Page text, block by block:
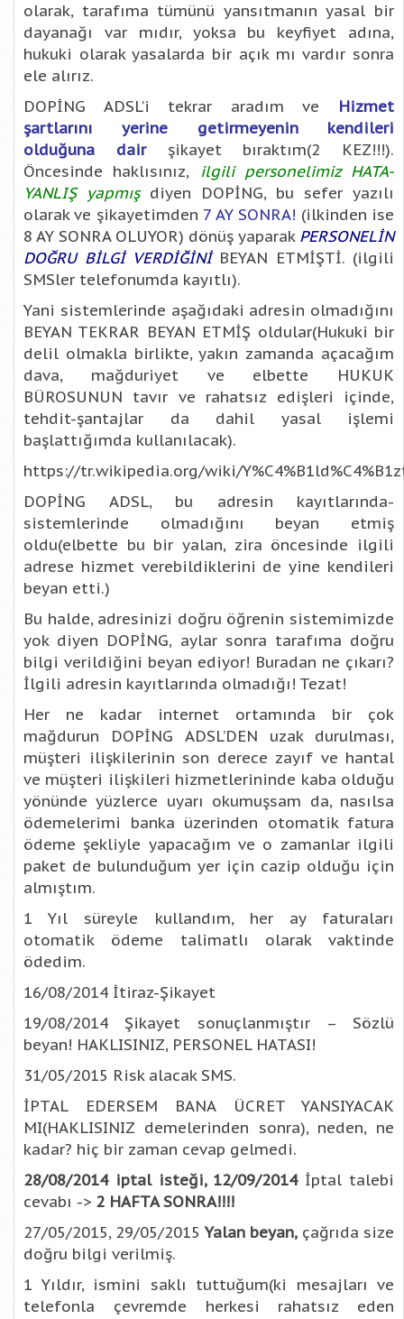
olarak, tarafıma tümünü yansıtmanın yasal bir
dayanağı var mıdır, yoksa bu keyfiyet adına,
hukuki olarak yasalarda bir açık mı vardır sonra
ele alırız.
DOPİNG ADSL’i tekrar aradım ve Hizmet
şartlarını yerine getirmeyenin kendileri
olduğuna dair
şikayet bıraktım(2 KEZ!!!).
Öncesinde haklısınız, ilgili personelimiz HATA-
YANLIŞ yapmışdiyen DOPİNG, bu sefer yazılı
olarak ve şikayetimden 7 AY SONRA! (ilkinden ise
8 AY SONRA OLUYOR) dönüş yaparak PERSONELİN
DOĞRU BİLGİ VERDİĞİNİ BEYAN ETMİŞTİ. (ilgili
SMSler telefonumda kayıtlı).
Yani sistemlerinde aşağıdaki adresin olmadığını
BEYAN TEKRAR BEYAN ETMİŞ oldular(Hukuki bir
delil olmakla birlikte, yakın zamanda açacağım
dava, mağduriyet ve elbette HUKUK
BÜROSUNUN tavır ve rahatsız edişleri içinde,
tehdit-şantajlar da dahil yasal işlemi
başlattığımda kullanılacak).
https://tr.wikipedia.org/wiki/
DOPİNG ADSL, bu adresin kayıtlarında-
sistemlerinde olmadığını beyan etmiş
oldu(elbette bu bir yalan, zira öncesinde ilgili
adrese hizmet verebildiklerini de yine kendileri
beyan etti.)
Bu halde, adresinizi doğru öğrenin sistemimizde
yok diyen DOPİNG, aylar sonra tarafıma doğru
bilgi verildiğini beyan ediyor! Buradan ne çıkarı?
İlgili adresin kayıtlarında olmadığı! Tezat!
Her ne kadar internet ortamında bir çok
mağdurun DOPİNG ADSL’DEN uzak durulması,
müşteri ilişkilerinin son derece zayıf ve hantal
ve müşteri ilişkileri hizmetlerininde kaba olduğu
yönünde yüzlerce uyarı okumuşsam da, nasılsa
ödemelerimi banka üzerinden otomatik fatura
ödeme şekliyle yapacağım ve o zamanlar ilgili
paket de bulunduğum yer için cazip olduğu için
almıştım.
1 Yıl süreyle kullandım, her ay faturaları
otomatik ödeme talimatlı olarak vaktinde
ödedim.
16/08/2014 İtiraz-Şikayet
19/08/2014 Şikayet sonuçlanmıştır – Sözlü
beyan! HAKLISINIZ, PERSONEL HATASI!
31/05/2015 Risk alacak SMS.
İPTAL EDERSEM BANA ÜCRET YANSIYACAK
MI(HAKLISINIZ demelerinden sonra), neden, ne
kadar? hiç bir zaman cevap gelmedi.
28/08/2014 iptal isteği, 12/09/2014İptal talebi
cevabı -> 2 HAFTA SONRA!!!!
27/05/2015, 29/05/2015Yalan beyan, çağrıda size
doğru bilgi verilmiş.
1 Yıldır, ismini saklı tuttuğum(ki mesajları ve
telefonla çevremde herkesi rahatsız eden